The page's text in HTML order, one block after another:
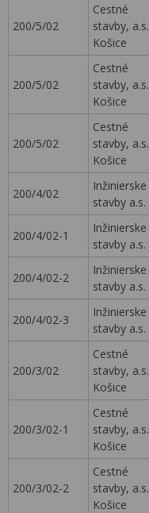
200/5/02
Cestné
stavby, a.s.
Košice
200/5/02
Cestné
stavby, a.s.
Košice
200/5/02
Cestné
stavby, a.s.
Košice
200/4/02
Inžinierske
stavby a.s.
200/4/02-1
Inžinierske
stavby a.s.
200/4/02-2
Inžinierske
stavby a.s.
200/4/02-3
Inžinierske
stavby a.s.
200/3/02
Cestné
stavby, a.s.
Košice
200/3/02-1
Cestné
stavby, a.s.
Košice
200/3/02-2
Cestné
stavby, a.s.
Košice